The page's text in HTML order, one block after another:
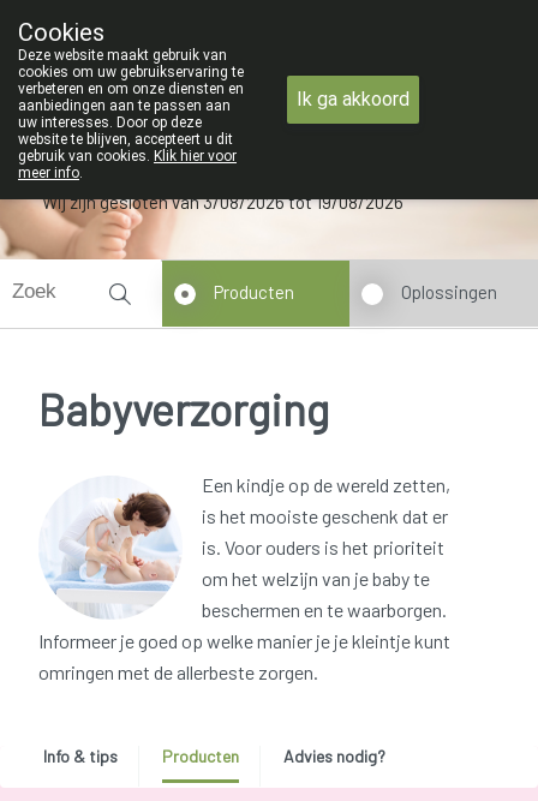
09 228 32 36
Wij zijn gesloten van 3/08/2026 tot 19/08/2026
Producten Oplossingen
Babyverzorging
Een kindje op de wereld zetten,
is het mooiste geschenk dat er
is. Voor ouders is het prioriteit
om het welzijn van je baby te
beschermen en te waarborgen.
Informeer je goed op welke manier je je kleintje kunt
omringen met de allerbeste zorgen.
Info & tips Producten Advies nodig?
Cookies
Deze website maakt gebruik van
cookies om uw gebruikservaring te
verbeteren en om onze diensten en
aanbiedingen aan te passen aan
uw interesses. Door op deze
website te blijven, accepteert u dit
gebruik van cookies. Klik hier voor
meer info.
Ik ga akkoord